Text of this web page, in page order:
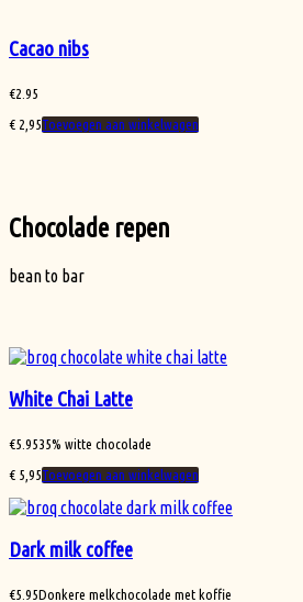
Cacao nibs
€2.95
€ 2,95Toevoegen aan winkelwagen
Chocolade repen
bean to bar
White Chai Latte
€5.9535% witte chocolade
€ 5,95Toevoegen aan winkelwagen
Dark milk coffee
€5.95Donkere melkchocolade met koffie